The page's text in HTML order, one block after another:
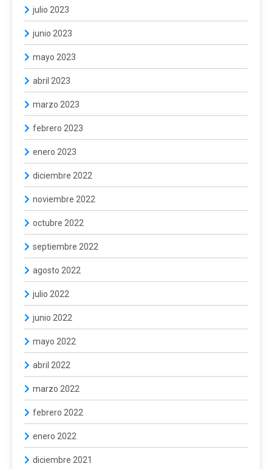
julio 2023
junio 2023
mayo 2023
abril 2023
marzo 2023
febrero 2023
enero 2023
diciembre 2022
noviembre 2022
octubre 2022
septiembre 2022
agosto 2022
julio 2022
junio 2022
mayo 2022
abril 2022
marzo 2022
febrero 2022
enero 2022
diciembre 2021